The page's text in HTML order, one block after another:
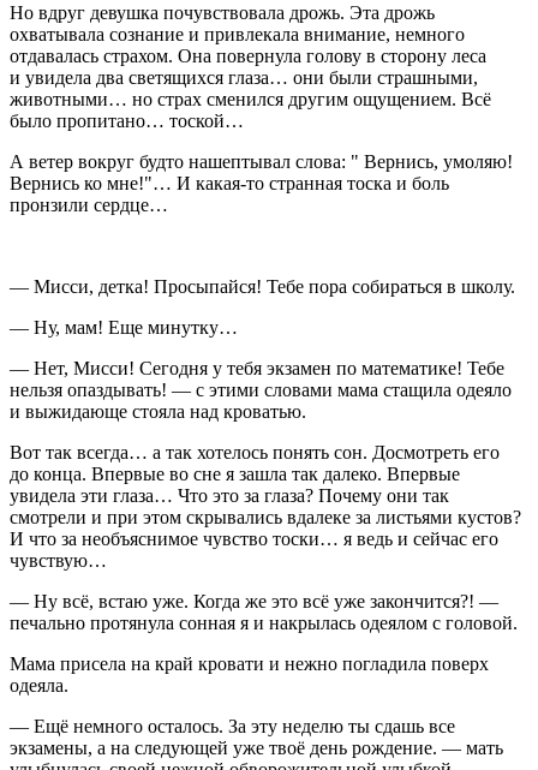
Но вдруг девушка почувствовала дрожь. Эта дрожь
охватывала сознание и привлекала внимание, немного
отдавалась страхом. Она повернула голову в сторону леса
и увидела два светящихся глаза… они были страшными,
животными… но страх сменился другим ощущением. Всё
было пропитано… тоской…
А ветер вокруг будто нашептывал слова: " Вернись, умоляю!
Вернись ко мне!"… И какая-то странная тоска и боль
пронзили сердце…
— Мисси, детка! Просыпайся! Тебе пора собираться в школу.
— Ну, мам! Еще минутку…
— Нет, Мисси! Сегодня у тебя экзамен по математике! Тебе
нельзя опаздывать! — с этими словами мама стащила одеяло
и выжидающе стояла над кроватью.
Вот так всегда… а так хотелось понять сон. Досмотреть его
до конца. Впервые во сне я зашла так далеко. Впервые
увидела эти глаза… Что это за глаза? Почему они так
смотрели и при этом скрывались вдалеке за листьями кустов?
И что за необъяснимое чувство тоски… я ведь и сейчас его
чувствую…
— Ну всё, встаю уже. Когда же это всё уже закончится?! —
печально протянула сонная я и накрылась одеялом с головой.
Мама присела на край кровати и нежно погладила поверх
одеяла.
— Ещё немного осталось. За эту неделю ты сдашь все
экзамены, а на следующей уже твоё день рождение. — мать